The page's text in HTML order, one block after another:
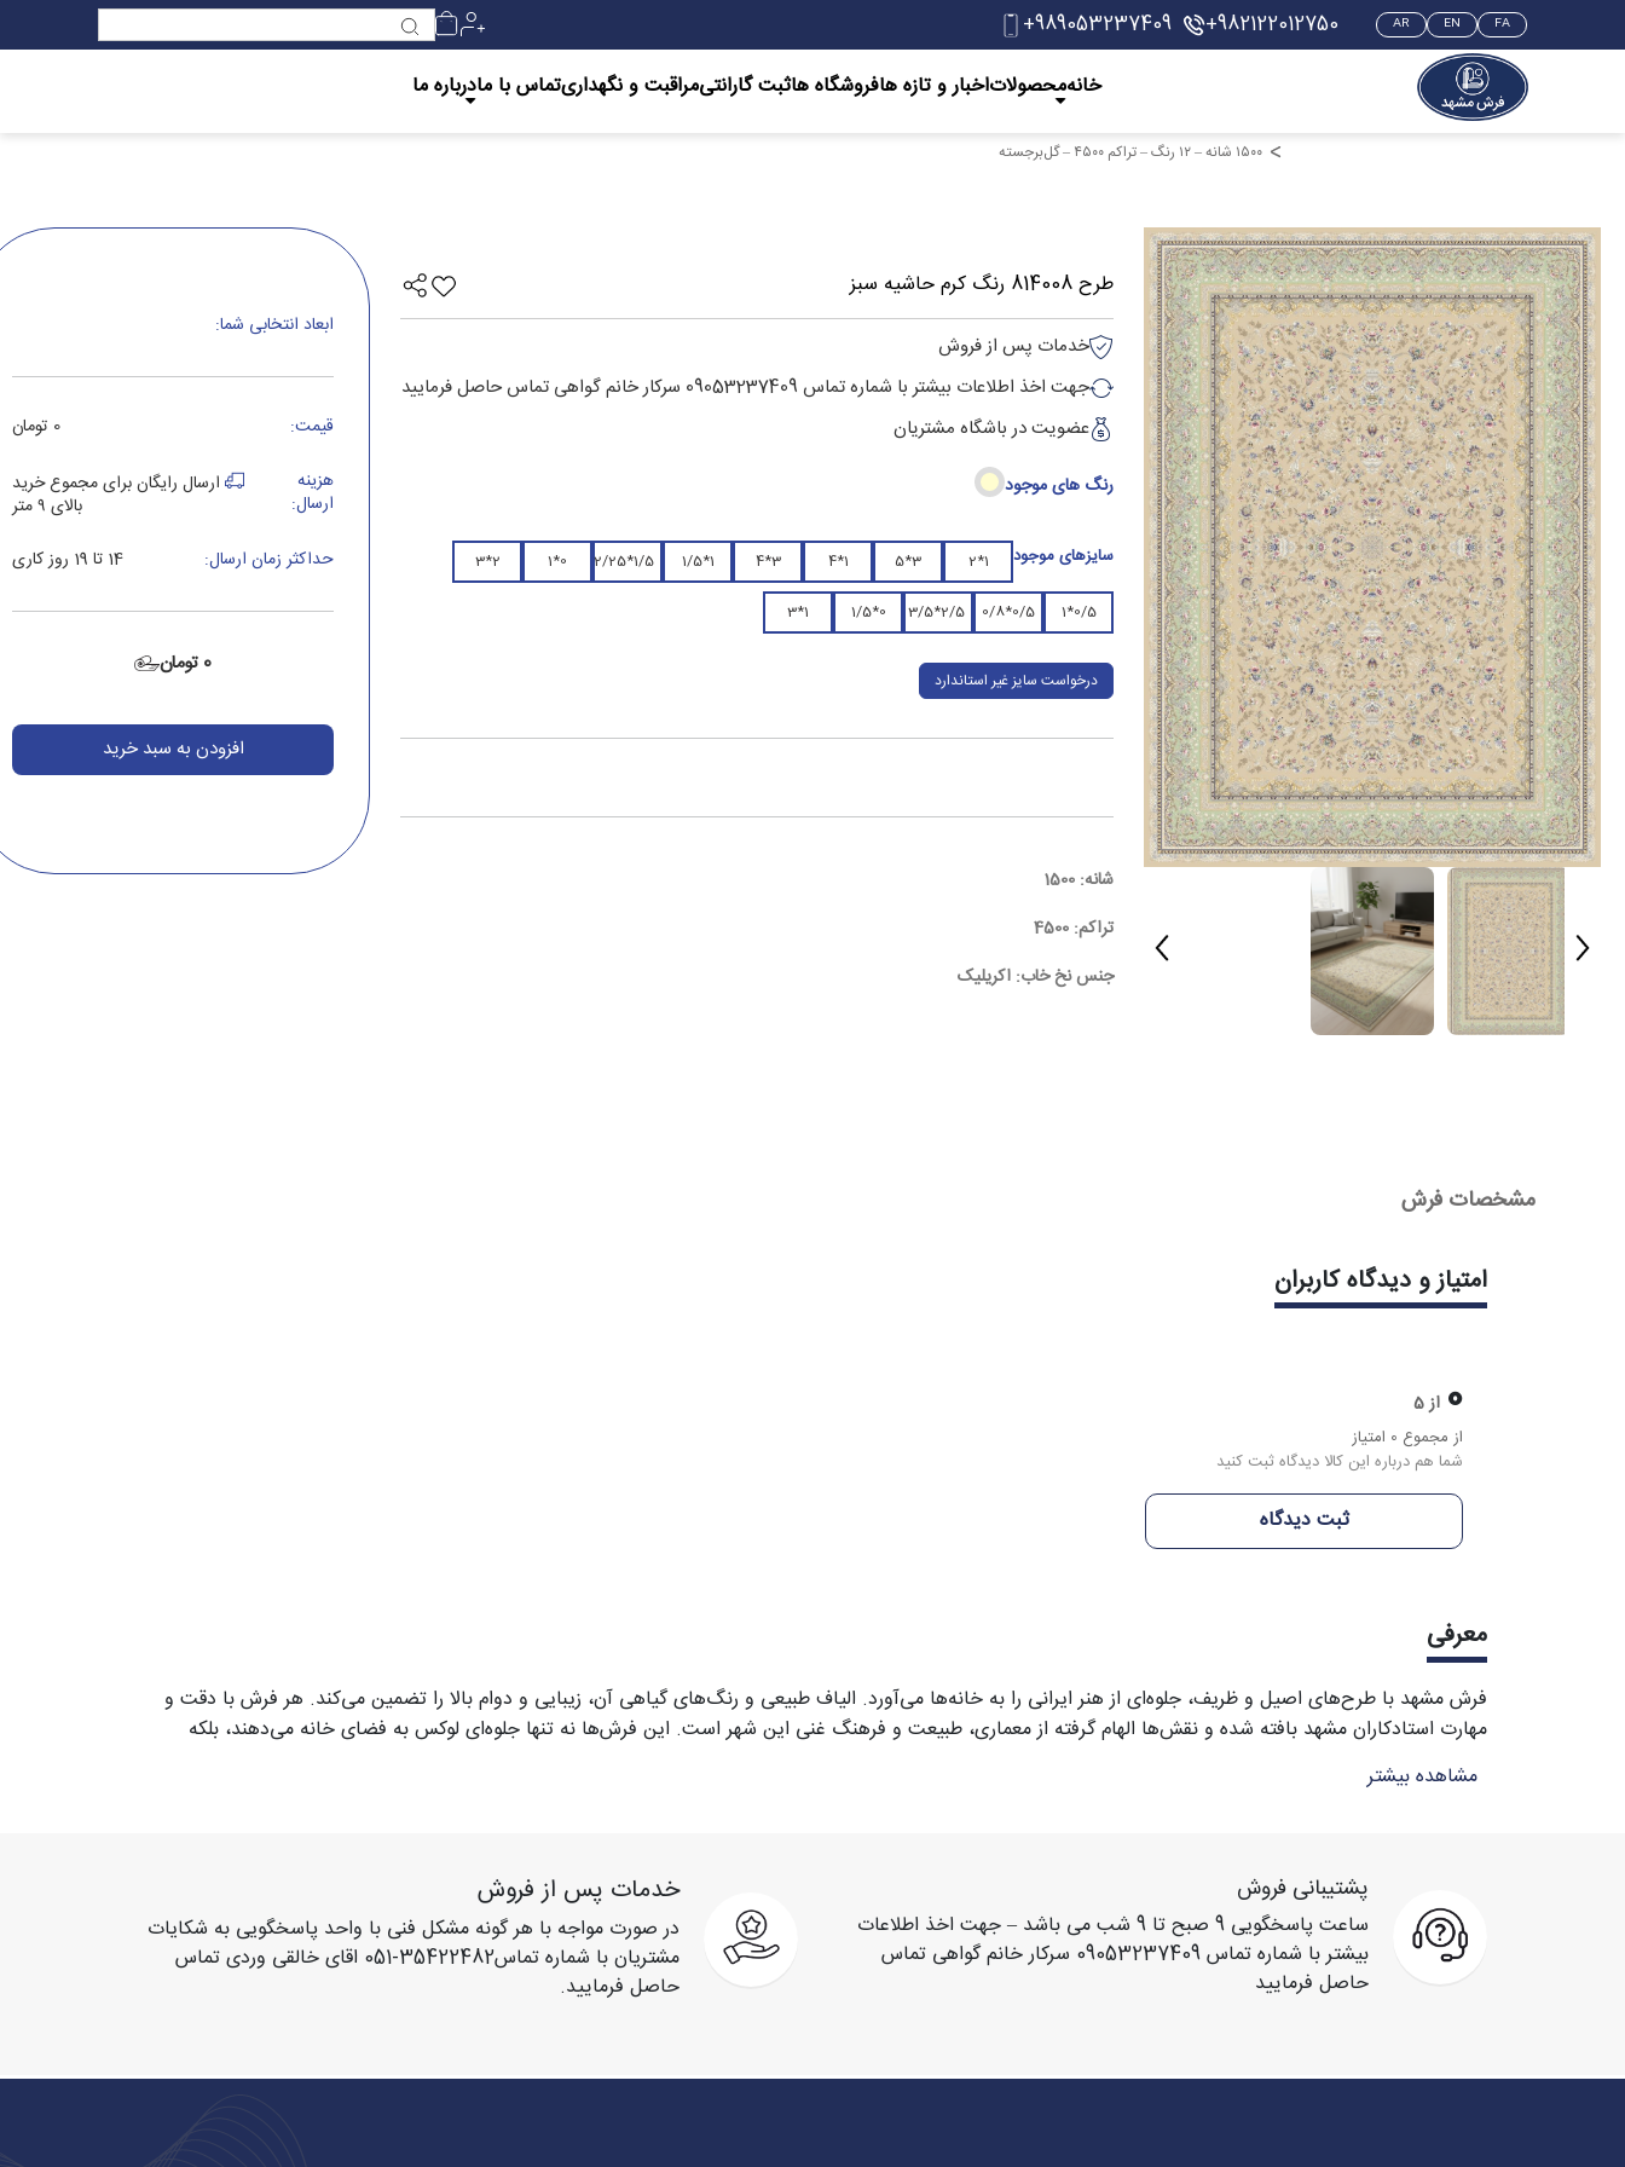
FA
EN
AR
+982122012750
+989053237409
خانهمحصولاتاخبار و تازه ها‌فروشگاه هاثبت گارانتیمراقبت و نگهداریتماس با مادرباره ما
۱۵۰۰ شانه – ۱۲ رنگ – تراکم ۴۵۰۰ – گل‌برجسته
طرح 814008 رنگ کرم حاشیه سبز
خدمات پس از فروش
جهت اخذ اطلاعات بیشتر با شماره تماس 09053237409 سرکار خانم گواهی تماس حاصل فرمایید
عضویت در باشگاه مشتریان
رنگ های موجود
سایزهای موجود 1*2
3*5
1*4
3*4
1*1/5
1/5*2/25
0*1
2*3
0/5*1
0/5*0/8
2/5*3/5
0*1/5
1*3
درخواست سایز غیر استاندارد
شانه: 1500
تراکم: 4500
جنس نخ خاب: اکریلیک
ابعاد انتخابی شما:
قیمت:
0 تومان
هزینه
ارسال:
ارسال رایگان برای مجموع خرید
بالای ۹ متر
حداکثر زمان ارسال:
14 تا 19 روز کاری
0 تومان
افزودن به سبد خرید
مشخصات فرش
امتیاز و دیدگاه کاربران
0 از 5
از مجموع 0 امتیاز
شما هم درباره این کالا دیدگاه ثبت کنید
ثبت دیدگاه
معرفی
فرش مشهد با طرح‌های اصیل و ظریف، جلوه‌ای از هنر ایرانی را به خانه‌ها می‌آورد. الیاف طبیعی و رنگ‌های گیاهی آن، زیبایی و دوام بالا را تضمین می‌کند. هر فرش با دقت و
مهارت استادکاران مشهد بافته شده و نقش‌ها الهام گرفته از معماری، طبیعت و فرهنگ غنی این شهر است. این فرش‌ها نه تنها جلوه‌ای لوکس به فضای خانه می‌دهند، بلکه
انتخابی ایده‌آل برای هدیه و سرمایه‌گذاری هنری محسوب می‌شوند.
مشاهده بیشتر
پشتیبانی فروش
ساعت پاسخگویی 9 صبح تا 9 شب می باشد – جهت اخذ اطلاعات
بیشتر با شماره تماس 09053237409 سرکار خانم گواهی تماس
حاصل فرمایید
خدمات پس از فروش
در صورت مواجه با هر گونه مشکل فنی با واحد پاسخگویی به شکایات
مشتریان با شماره تماس35422482-051 اقای خالقی وردی تماس
حاصل فرمایید.